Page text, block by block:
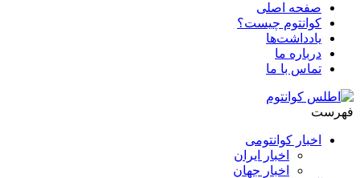
صفحه اصلی
کوانتوم چیست؟
یادداشت‌ها
درباره ما
تماس با ما
فهرست
اخبار کوانتومی
اخبار ایران
اخبار جهان